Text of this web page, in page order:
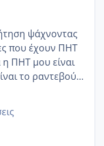
ψάχνοντας
που έχουν ΠΗΤ
η ΠΗΤ μου είναι
το ραντεβού
Έχω αρκετό
να